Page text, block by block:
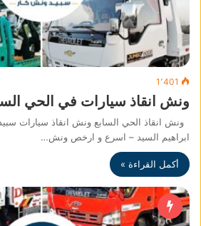
1٬401
ونش انقاذ سيارات في الحي
ونش انقاذ الحي السابع ونش انقاذ سيارات
ابراهيم السيد – اسرع و ارخص ونش…
أكمل القراءة »